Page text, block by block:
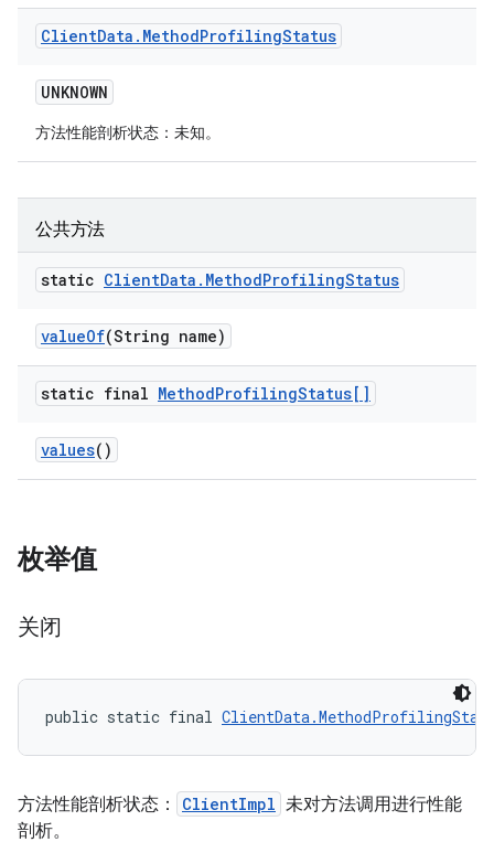
ClientData . MethodProfilingStatus
UNKNOWN
方法性能剖析状态：未知。
公共方法
static ClientData . MethodProfilingStatus
valueOf(String name)
static final MethodProfilingStatus[]
values()
枚举值
关闭
public static final
方法性能剖析状态： ClientImpl 未对方法调用进行性能
剖析。